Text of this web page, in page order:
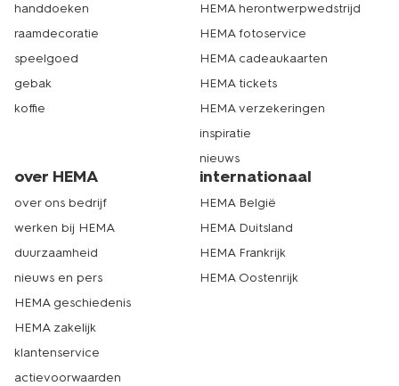
handdoeken
raamdecoratie
speelgoed
gebak
koffie
HEMA herontwerpwedstrijd
HEMA fotoservice
HEMA cadeaukaarten
HEMA tickets
HEMA verzekeringen
inspiratie
nieuws
over HEMA
over ons bedrijf
werken bij HEMA
duurzaamheid
nieuws en pers
HEMA geschiedenis
HEMA zakelijk
klantenservice
actievoorwaarden
internationaal
HEMA België
HEMA Duitsland
HEMA Frankrijk
HEMA Oostenrijk